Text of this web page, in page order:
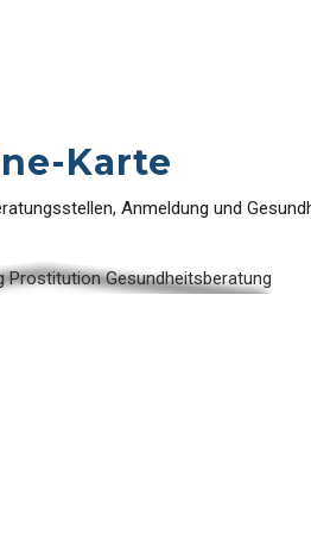
Karte
Anmeldung und